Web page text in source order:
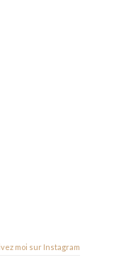
moi sur Instagram